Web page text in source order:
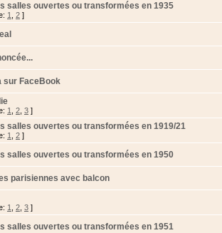
salles ouvertes ou transformées en 1935
1 2 ]
sur FaceBook
1 2 3 ]
salles ouvertes ou transformées en 1919/21
1 2 ]
salles ouvertes ou transformées en 1950
parisiennes avec balcon
1 2 3 ]
salles ouvertes ou transformées en 1951